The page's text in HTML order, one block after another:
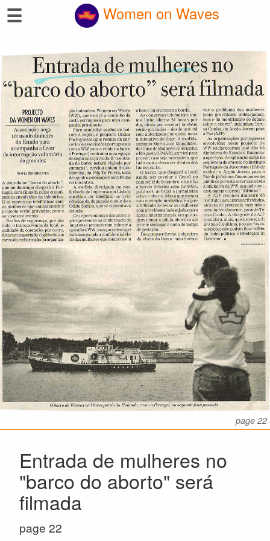
☰ Women on Waves
page 22
Entrada de mulheres no
"barco do aborto" será
filmada
page 22